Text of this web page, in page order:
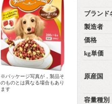
※パッケージ写真が，製品そ
のものとは異なる場合もあり
ます
ブランド
製造者
価格
kg単価
原産国
容量種別